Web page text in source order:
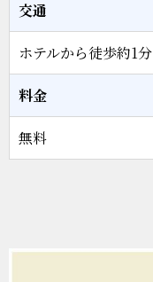
交通
ホテルから徒歩約1分
料金
無料